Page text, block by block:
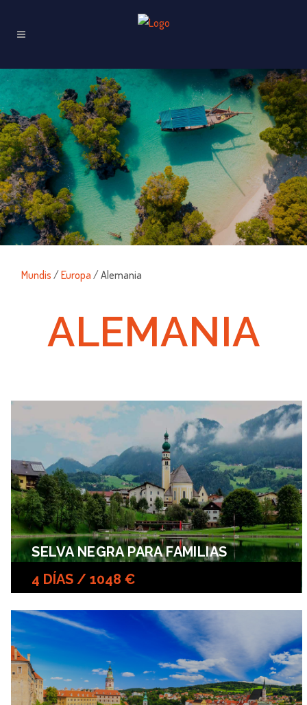
Mundis /Europa / Alemania
ALEMANIA
SELVA NEGRA PARA FAMILIAS
4 DÍAS / 1048 €